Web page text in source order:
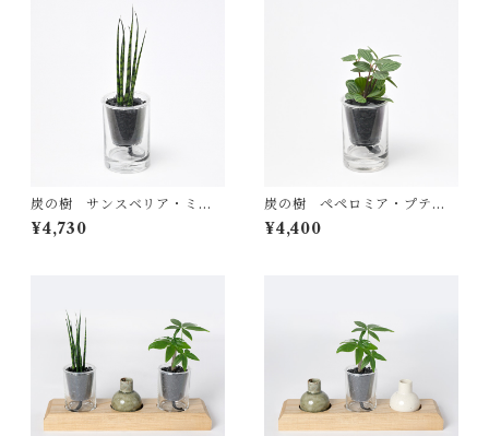
炭の樹 サンスベリア・ミカ
ド
¥4,730
炭の樹 ペペロミア・プテオ
ラータ
¥4,400